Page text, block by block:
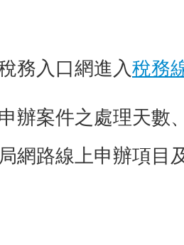
務入口網進入稅務
辦案件之處理天數
網路線上申辦項目